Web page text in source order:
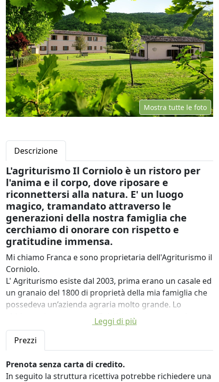
Mostra tutte le foto
Descrizione
L'agriturismo Il Corniolo è un ristoro per
l'anima e il corpo, dove riposare e
riconnettersi alla natura. E' un luogo
magico, tramandato attraverso le
generazioni della nostra famiglia che
cerchiamo di onorare con rispetto e
gratitudine immensa.
Mi chiamo Franca e sono proprietaria dell'Agriturismo il
Corniolo.
L' Agriturismo esiste dal 2003, prima erano un casale ed
un granaio del 1800 di proprietà della mia famiglia che
possedeva un’azienda agraria molto grande. Lo
abbiamo ristrutturato in 7 deliziosi appartamenti, una
sala comune e la piscina.
Vivo in campagna da quando ero bambina, sono
abituata al verde e agli spazi ampi, all’aria pulita, al
silenzio e al sottofondo dei rumori della natura come il
canto degli uccelli o del gallo la mattina. Amo il
Leggi di più
Prezzi
Prenota senza carta di credito.
In seguito la struttura ricettiva potrebbe richiedere una